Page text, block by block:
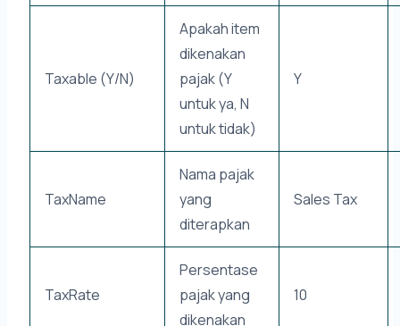
Taxable (Y/N)
Apakah item
dikenakan
pajak (Y
untuk ya, N
untuk tidak)
Y
TaxName
Nama pajak
yang
diterapkan
Sales Tax
TaxRate
Persentase
pajak yang
dikenakan
10